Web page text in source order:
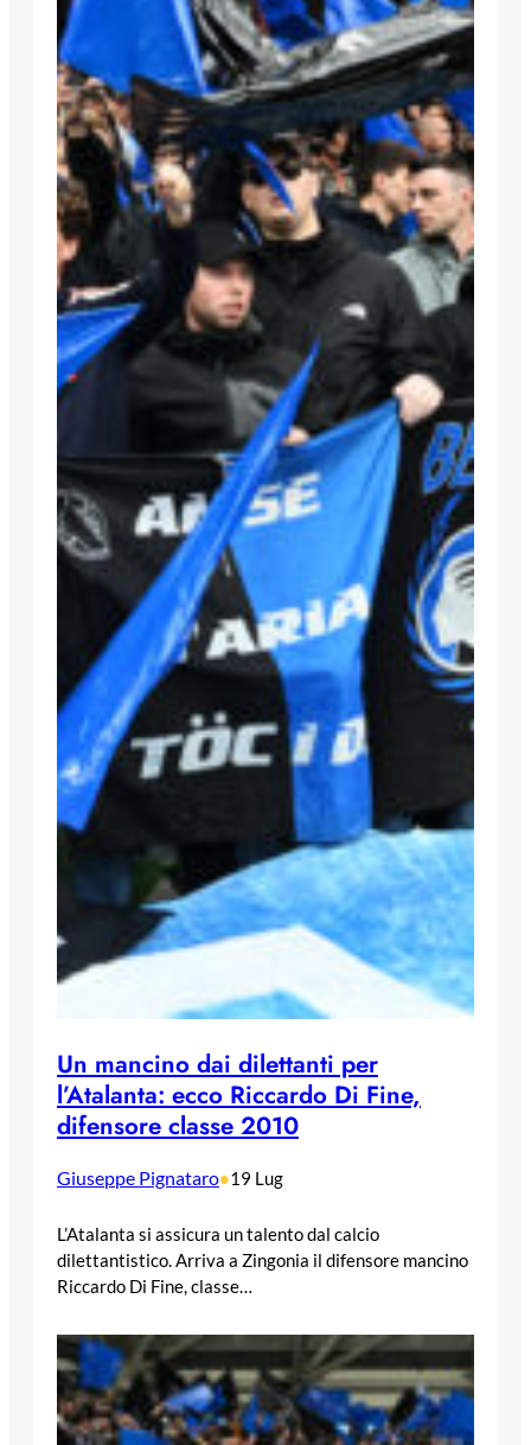
Un mancino dai dilettanti per
l’Atalanta: ecco Riccardo Di Fine,
difensore classe 2010
Giuseppe Pignataro•19 Lug
L’Atalanta si assicura un talento dal calcio
dilettantistico. Arriva a Zingonia il difensore mancino
Riccardo Di Fine, classe…